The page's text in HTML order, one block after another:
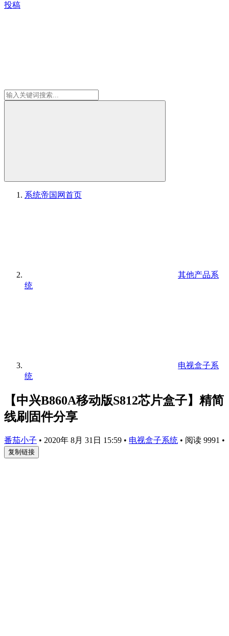
投稿
系统帝国网首页
其他产品系
统
电视盒子系
统
【中兴B860A移动版S812芯片盒子】精简
线刷固件分享
番茄小子 • 2020年 8月 31日 15:59 • 电视盒子系统 • 阅读 9991 •
复制链接